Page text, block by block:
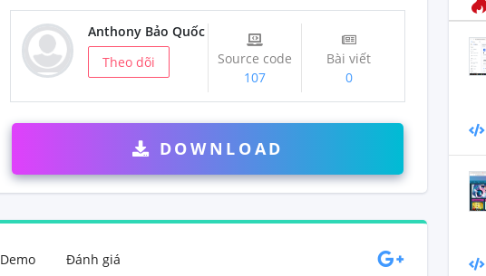
Anthony Bảo Quốc
Theo dõi
Source code
107
Bài viết
0
DOWNLOAD
Hình ảnh Demo Đánh giá